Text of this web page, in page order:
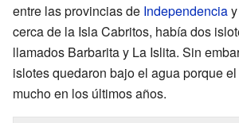
entre las provincias de Independenciay
cerca de la Isla Cabritos, había dos
llamados Barbarita y La Islita. Sin
islotes quedaron bajo el agua porque
mucho en los últimos años.